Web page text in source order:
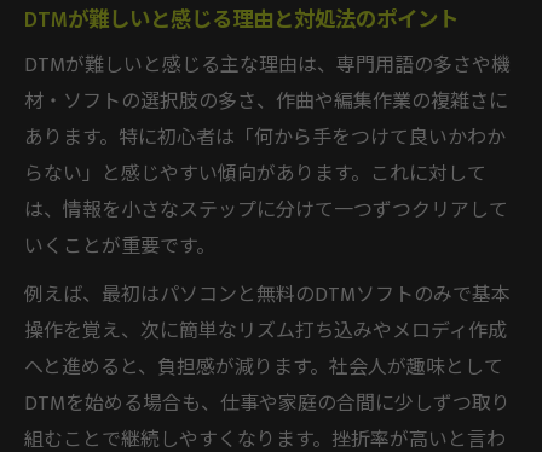
DTMが難しいと感じる理由と対処法のポイント
DTMが難しいと感じる主な理由は、専門用語の多さや機
材・ソフトの選択肢の多さ、作曲や編集作業の複雑さに
あります。特に初心者は「何から手をつけて良いかわか
らない」と感じやすい傾向があります。これに対して
は、情報を小さなステップに分けて一つずつクリアして
いくことが重要です。
例えば、最初はパソコンと無料のDTMソフトのみで基本
操作を覚え、次に簡単なリズム打ち込みやメロディ作成
へと進めると、負担感が減ります。社会人が趣味として
DTMを始める場合も、仕事や家庭の合間に少しずつ取り
組むことで継続しやすくなります。挫折率が高いと言わ